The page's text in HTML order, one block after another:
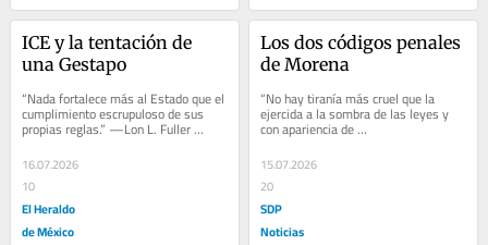
ICE y la tentación de
una Gestapo
“Nada fortalece más al Estado que el
cumplimiento escrupuloso de sus
propias reglas.” —Lon L. Fuller
googletag.cmd.push(function() {...
16.07.2026
10
El Heraldo
de México
Los dos códigos penales
de Morena
“No hay tiranía más cruel que la
ejercida a la sombra de las leyes y
con apariencia de
justicia.”Montesquieu “No hay tiranía
más cruel que...
15.07.2026
20
SDP
Noticias